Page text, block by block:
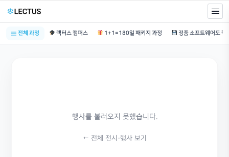
전체 과정 렉터스 캠퍼스 1+1=180일 패키지 과정
행사를 불러오지 못했습니다.
← 전체 전시·행사 보기